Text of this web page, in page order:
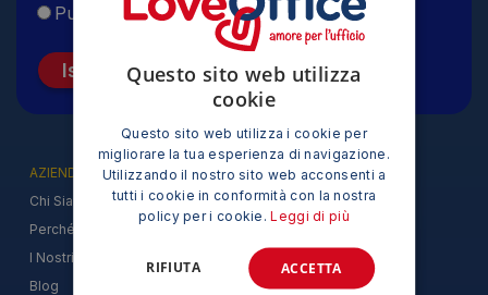
Pubblica Amministrazione
Iscriviti
AZIENDA
Chi Siamo
Perché acquistare su LoveOffice
I Nostri Marchi
Blog
Questo sito web utilizza
cookie
Questo sito web utilizza i cookie per
migliorare la tua esperienza di navigazione.
Utilizzando il nostro sito web acconsenti a
tutti i cookie in conformità con la nostra
policy per i cookie.Leggi di più
ACCETTA
RIFIUTA